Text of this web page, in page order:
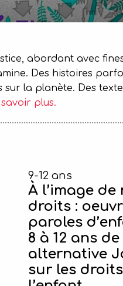
abordant avec
Des histoires
la planète. Des
plus.
9-12 ans
À l’image de
droits :
paroles
8 à 12 ans de
alternative
sur les